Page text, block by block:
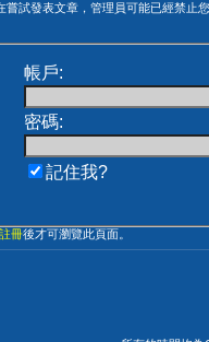
嘗試發表文章，管理員可能已經禁止
帳戶:
密碼:
記住我?
註冊後才可瀏覽此頁面。